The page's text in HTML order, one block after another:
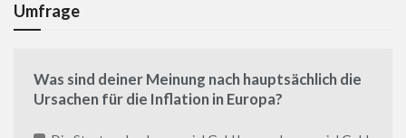
Umfrage
Was sind deiner Meinung nach hauptsächlich die
Ursachen für die Inflation in Europa?